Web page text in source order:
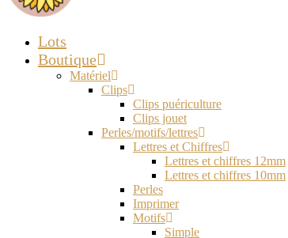
Lots
Boutique
Matériel
Clips
Clips puériculture
Clips jouet
Perles/motifs/lettres
Lettres et Chiffres
Lettres et chiffres 12mm
Lettres et chiffres 10mm
Perles
Imprimer
Motifs
Simple